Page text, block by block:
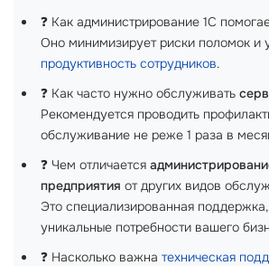
❓ Как администрирование 1С
Оно минимизирует риски поломок и
продуктивность сотрудников.
❓ Как часто нужно обслуживать
Рекомендуется проводить
обслуживание не реже 1 раза в
❓ Чем отличается
предприятия от других видов
Это специализированная
уникальные потребности вашего
❓ Насколько важна техническая